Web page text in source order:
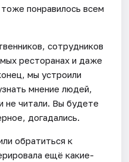
понравилось всем
сотрудников
ресторанах и даже
мы устроили
мнение людей,
не читали. Вы будете
догадались.
обратиться к
ещё какие-